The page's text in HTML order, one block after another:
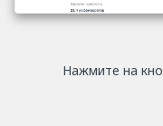
Нажмите на